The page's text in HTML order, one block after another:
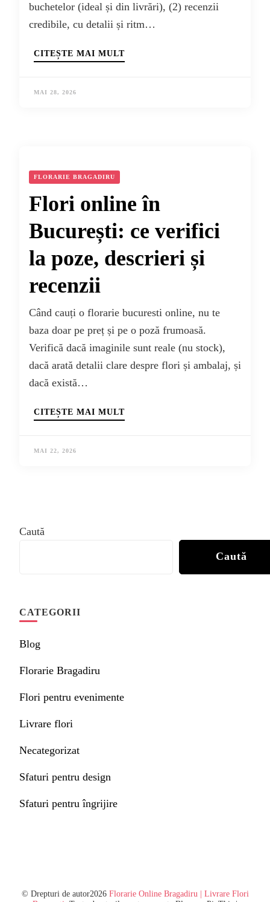
buchetelor (ideal și din livrări), (2) recenzii
credibile, cu detalii și ritm…
CITEȘTE MAI MULT
MAI 28, 2026
FLORARIE BRAGADIRU
Flori online în
București: ce verifici
la poze, descrieri și
recenzii
Când cauți o florarie bucuresti online, nu te
baza doar pe preț și pe o poză frumoasă.
Verifică dacă imaginile sunt reale (nu stock),
dacă arată detalii clare despre flori și ambalaj, și
dacă există…
CITEȘTE MAI MULT
MAI 22, 2026
Caută
Caută
CATEGORII
Blog
Florarie Bragadiru
Flori pentru evenimente
Livrare flori
Necategorizat
Sfaturi pentru design
Sfaturi pentru îngrijire
© Drepturi de autor2026 Florarie Online Bragadiru | Livrare Flori